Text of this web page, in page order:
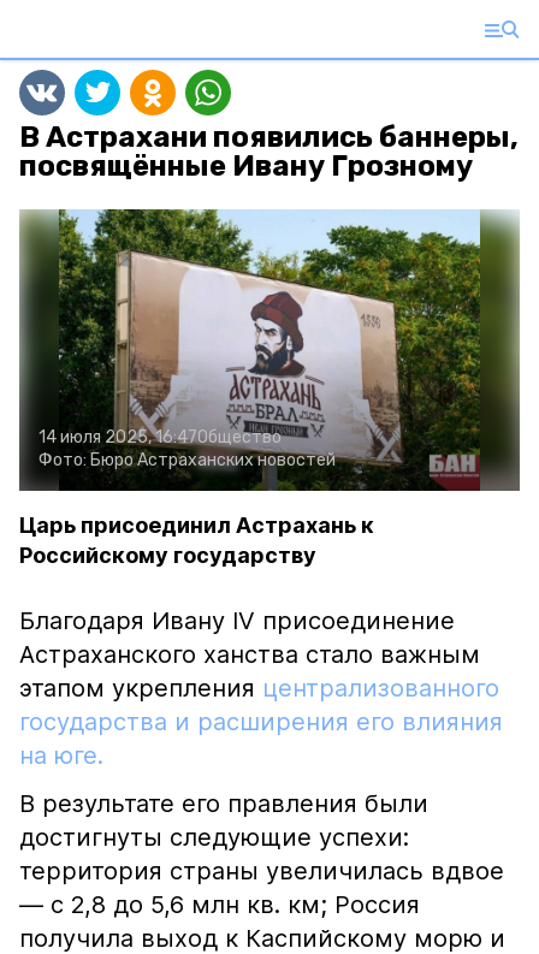
В Астрахани появились баннеры,
посвящённые Ивану Грозному
14 июля 2025, 16:47Общество
Фото: Бюро Астраханских новостей
Царь присоединил Астрахань к
Российскому государству
Благодаря Ивану IV присоединение
Астраханского ханства стало важным
этапом укрепления централизованного
государства и расширения его влияния
на юге.
В результате его правления были
достигнуты следующие успехи:
территория страны увеличилась вдвое
— с 2,8 до 5,6 млн кв. км; Россия
получила выход к Каспийскому морю и